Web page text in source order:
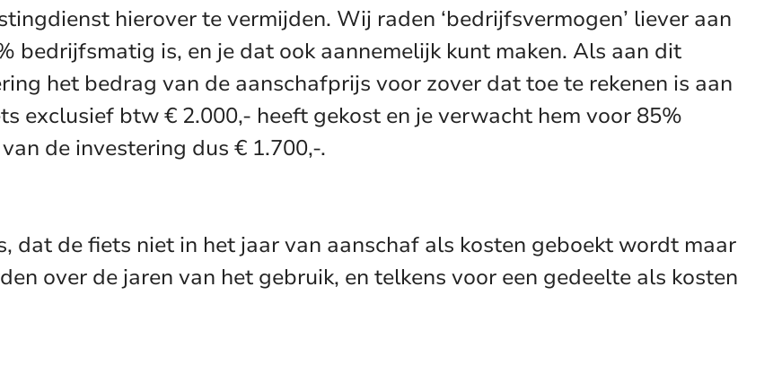
hierover te vermijden. Wij raden ‘bedrijfsvermogen’ liever aan
bedrijfsmatig is, en je dat ook aannemelijk kunt maken. Als aan dit
het bedrag van de aanschafprijs voor zover dat toe te rekenen is aan
exclusief btw € 2.000,- heeft gekost en je verwacht hem voor 85%
de investering dus € 1.700,-.
dat de fiets niet in het jaar van aanschaf als kosten geboekt wordt maar
over de jaren van het gebruik, en telkens voor een gedeelte als kosten